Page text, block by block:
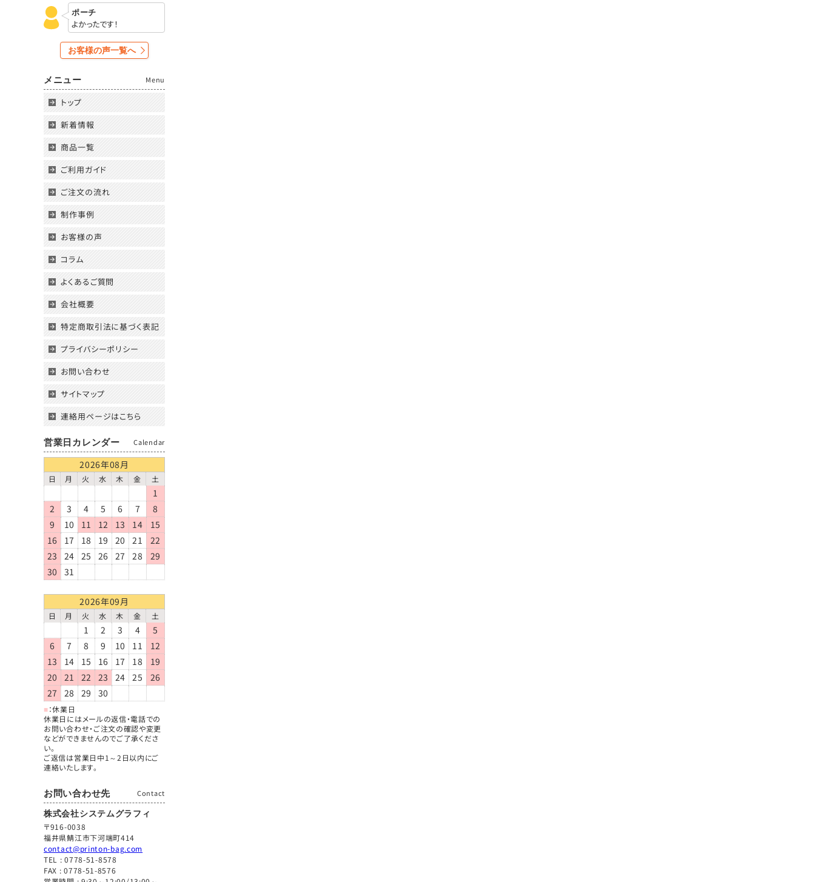
ポーチ
よかったです！
お客様の声一覧へ
メニュー Menu
トップ
新着情報
商品一覧
ご利用ガイド
ご注文の流れ
制作事例
お客様の声
コラム
よくあるご質問
会社概要
特定商取引法に基づく表記
プライバシーポリシー
お問い合わせ
サイトマップ
連絡用ページはこちら
営業日カレンダー Calendar
2026年08月
日 月 火 水 木 金 土
1
2
3 4 5 6 7
8
9
10 11 12 13 14
15
16
17 18 19 20 21
22
23
24 25 26 27 28
29
30
31
2026年09月
日 月 火 水 木 金 土
1 2 3 4
5
6
7 8 9 10 11
12
13
14 15 16 17 18
19
20
21 22 23 24 25
26
27
28 29 30
■：休業日
休業日にはメールの返信・電話での
お問い合わせ・ご注文の確認や変更
などができませんのでご了承くださ
い。
ご返信は営業日中1～2日以内にご
連絡いたします。
お問い合わせ先 Contact
株式会社システムグラフィ
〒916-0038
福井県鯖江市下河端町414
contact@printon-bag.com
TEL :0778-51-8578
FAX : 0778-51-8576